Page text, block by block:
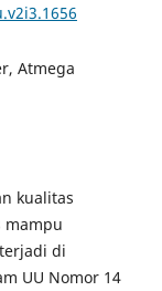
Atmega
kualitas
mampu
di
UU Nomor 14